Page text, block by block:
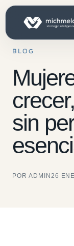
BLOG
sin
POR ADMIN 26